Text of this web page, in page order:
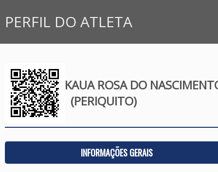
PERFIL DO ATLETA
KAUA ROSA DO
(PERIQUITO)
INFORMAÇÕES GERAIS